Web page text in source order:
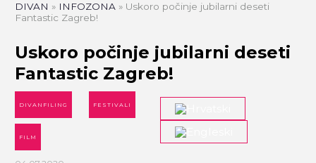
DIVAN » INFOZONA » Uskoro počinje jubilarni deseti
Fantastic Zagreb!
Uskoro počinje jubilarni deseti
Fantastic Zagreb!
DIVANFILING FESTIVALI
FILM